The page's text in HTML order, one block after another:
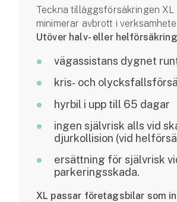
Teckna tilläggsförsäkringen
minimerar avbrott i
Utöver halv- eller
vägassistans dygnet
kris‑ och
hyrbil i upp till 65 dagar
ingen självrisk alls vid
djurkollision (vid
ersättning för självrisk
parkeringsskada.
XL passar företagsbilar som